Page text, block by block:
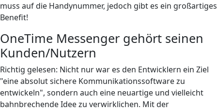
muss auf die Handynummer, jedoch gibt es ein großartiges
Benefit!
OneTime Messenger gehört seinen
Kunden/Nutzern
Richtig gelesen: Nicht nur war es den Entwicklern ein Ziel
"eine absolut sichere Kommunikationssoftware zu
entwickeln", sondern auch eine neuartige und vielleicht
bahnbrechende Idee zu verwirklichen. Mit der